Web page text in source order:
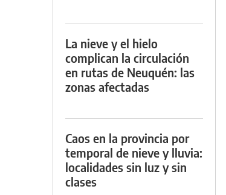
La nieve y el hielo
complican la circulación
en rutas de Neuquén: las
zonas afectadas
Caos en la provincia por
temporal de nieve y lluvia:
localidades sin luz y sin
clases